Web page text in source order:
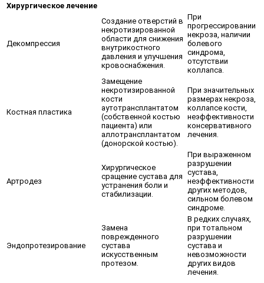
Хирургическое лечение
Декомпрессия
Создание отверстий в
некротизированной
области для снижения
внутрикостного
давления и улучшения
кровоснабжения.
При
прогрессировании
некроза, наличии
болевого
синдрома,
отсутствии
коллапса.
Костная пластика
Замещение
некротизированной
кости
аутотрансплантатом
(собственной костью
пациента) или
аллотрансплантатом
(донорской костью).
При значительных
размерах некроза,
коллапсе кости,
неэффективности
консервативного
лечения.
Артродез
Хирургическое
сращение сустава для
устранения боли и
стабилизации.
При выраженном
разрушении
сустава,
неэффективности
других методов,
сильном болевом
синдроме.
Эндопротезирование
Замена
поврежденного
сустава
искусственным
протезом.
В редких случаях,
при тотальном
разрушении
сустава и
невозможности
других видов
лечения.